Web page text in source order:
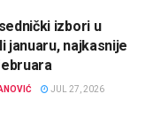
izbori u
januaru, najkasnije
JUL 27, 2026